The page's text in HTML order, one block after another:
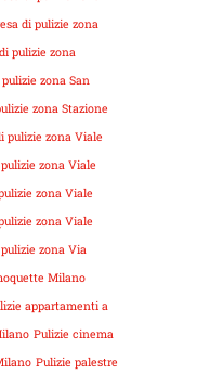
di pulizie zona
pulizie zona
zona San
zona Stazione
pulizie zona Viale
zona Viale
zona Viale
zona Viale
zona Via
Milano
appartamenti a
Pulizie cinema
Pulizie palestre